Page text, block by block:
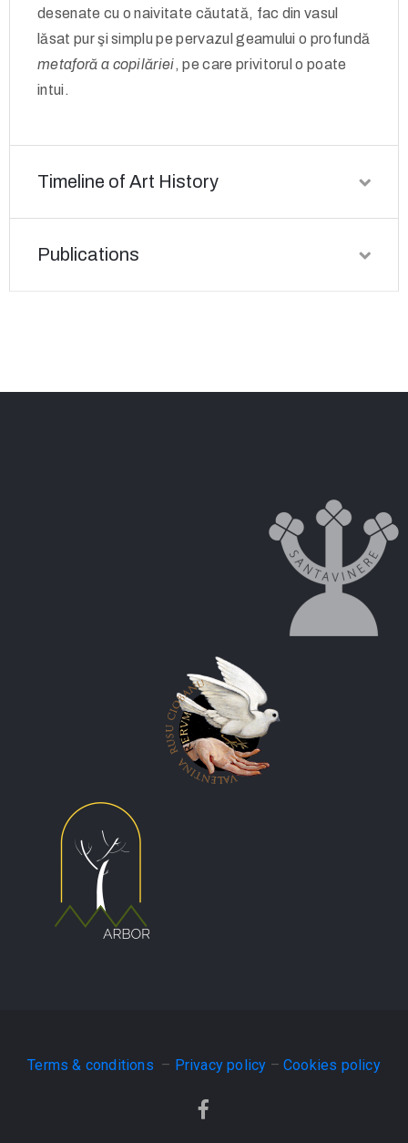
desenate cu o naivitate căutată, fac din vasul
lăsat pur şi simplu pe pervazul geamului o profundă
metaforă a copilăriei, pe care privitorul o poate
intui.
Timeline of Art History
Publications
Terms & conditions – Privacy policy –Cookies policy